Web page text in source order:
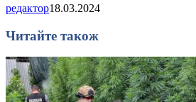
редактор18.03.2024
Читайте також